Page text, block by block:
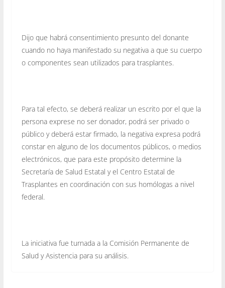
Dijo que habrá consentimiento presunto del donante
cuando no haya manifestado su negativa a que su cuerpo
o componentes sean utilizados para trasplantes.
Para tal efecto, se deberá realizar un escrito por el que la
persona exprese no ser donador, podrá ser privado o
público y deberá estar firmado, la negativa expresa podrá
constar en alguno de los documentos públicos, o medios
electrónicos, que para este propósito determine la
Secretaría de Salud Estatal y el Centro Estatal de
Trasplantes en coordinación con sus homólogas a nivel
federal.
La iniciativa fue turnada a la Comisión Permanente de
Salud y Asistencia para su análisis.